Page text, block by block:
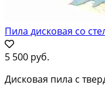
Пила дисковая со
5 500 руб.
Дисковая пила с